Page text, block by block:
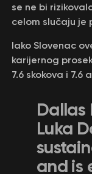
se ne bi
celom slučaju je
Iako Slovenac
karijernog
7.6 skokova i 7.6
Dallas
Luka
and is